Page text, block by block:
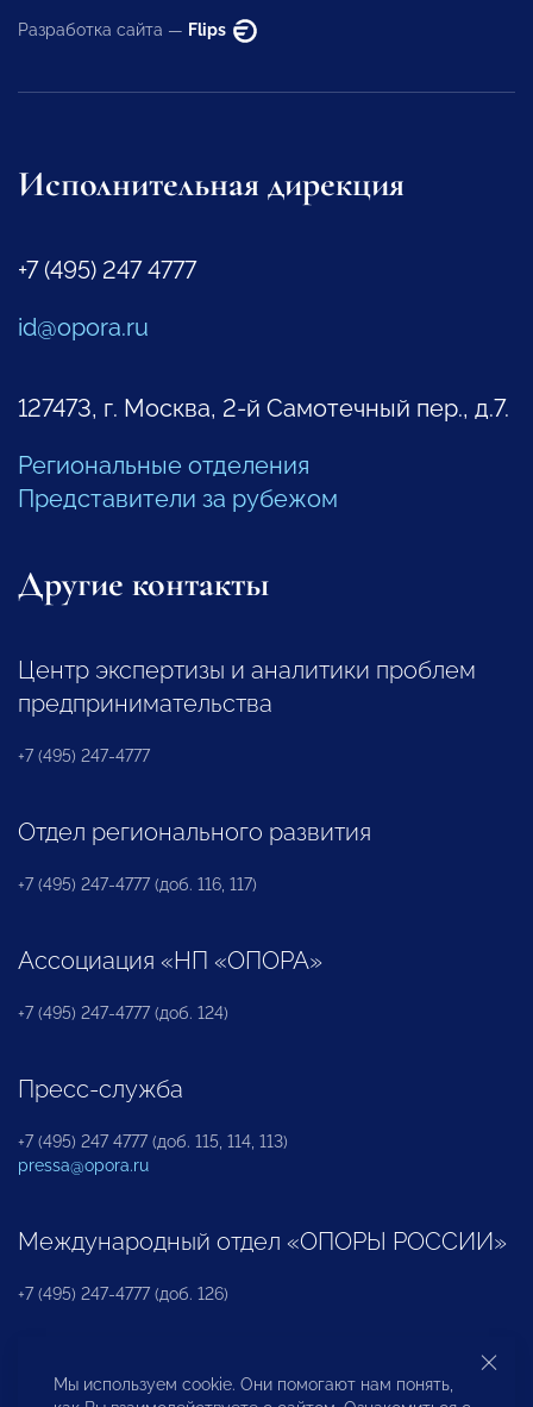
Разработка сайта — Flips
Исполнительная дирекция
+7 (495) 247 4777
id@opora.ru
127473, г. Москва, 2-й Самотечный пер., д.7.
Региональные отделения
Представители за рубежом
Другие контакты
Центр экспертизы и аналитики проблем
предпринимательства
+7 (495) 247-4777
Отдел регионального развития
+7 (495) 247-4777 (доб. 116, 117)
Ассоциация «НП «ОПОРА»
+7 (495) 247-4777 (доб. 124)
Пресс-служба
+7 (495) 247 4777 (доб. 115, 114, 113)
pressa@opora.ru
Международный отдел «ОПОРЫ РОССИИ»
+7 (495) 247-4777 (доб. 126)
Бюро по защите прав предпринимателей и
Мы используем cookie. Они помогают нам понять,